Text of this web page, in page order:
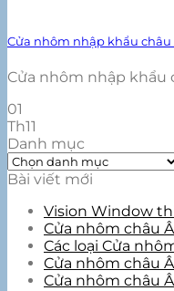
Cửa nhôm nhập khẩu
Cửa nhôm nhập khẩu
01
Th11
Danh mục
Danh
mục
Bài viết mới
Vision Window
Cửa nhôm châu
Các loại Cửa
Cửa nhôm châu
Cửa nhôm châu